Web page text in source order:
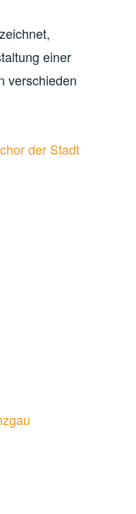
einer
verschieden
der Stadt